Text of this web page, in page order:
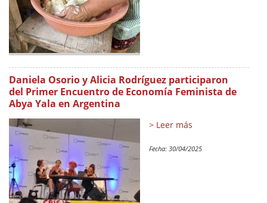
Daniela Osorio y Alicia Rodríguez participaron
del Primer Encuentro de Economía Feminista de
Abya Yala en Argentina
> Leer más
Fecha: 30/04/2025